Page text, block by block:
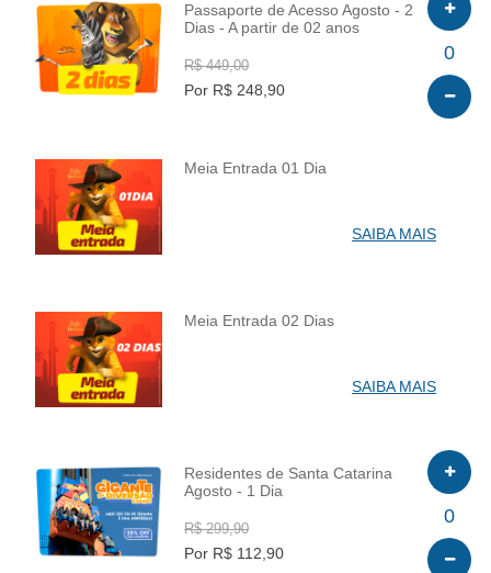
INFO
Passaporte de Acesso Agosto - 2
Dias - A partir de 02 anos
R$ 449,00
Por R$ 248,90
0
INFO
Meia Entrada 01 Dia
SAIBA MAIS
INFO
Meia Entrada 02 Dias
SAIBA MAIS
INFO
Residentes de Santa Catarina
Agosto - 1 Dia
R$ 299,90
Por R$ 112,90
0